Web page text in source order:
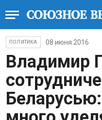
ПОЛИТИКА 08 июня 2016
Владимир